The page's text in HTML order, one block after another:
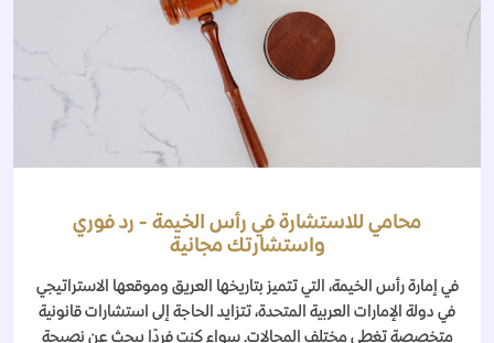
محامي للاستشارة في رأس الخيمة - رد فوري
واستشارتك مجانية
في إمارة رأس الخيمة، التي تتميز بتاريخها العريق وموقعها الاستراتيجي
في دولة الإمارات العربية المتحدة، تتزايد الحاجة إلى استشارات قانونية
متخصصة تغطي مختلف المجالات. سواء كنت فردًا يبحث عن نصيحة